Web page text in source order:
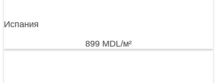
Испания
899 MDL/м²